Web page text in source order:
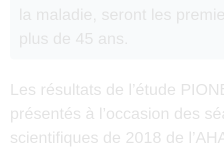
la maladie, seront les
plus de 45 ans.
Les résultats de l’étude
présentés à l’occasion des
scientifiques de 2018 de